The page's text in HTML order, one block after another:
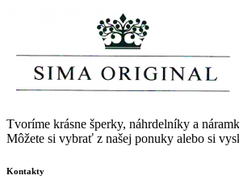
Tvoríme krásne šperky, náhrdelníky a
Môžete si vybrať z našej ponuky alebo si
Kontakty